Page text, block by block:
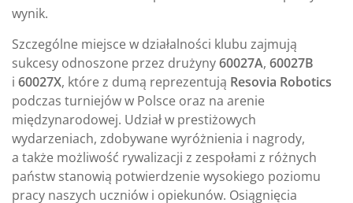
wynik.
Szczególne miejsce w działalności klubu zajmują
sukcesy odnoszone przez drużyny60027A, 60027B
i 60027X, które z dumą reprezentują Resovia Robotics
podczas turniejów w Polsce oraz na arenie
międzynarodowej. Udział w prestiżowych
wydarzeniach, zdobywane wyróżnienia i nagrody,
a także możliwość rywalizacji z zespołami z różnych
państw stanowią potwierdzenie wysokiego poziomu
pracy naszych uczniów i opiekunów. Osiągnięcia